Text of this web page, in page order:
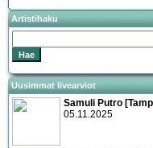
Artistihaku
Uusimmat livearviot
Samuli Putro
05.11.2025